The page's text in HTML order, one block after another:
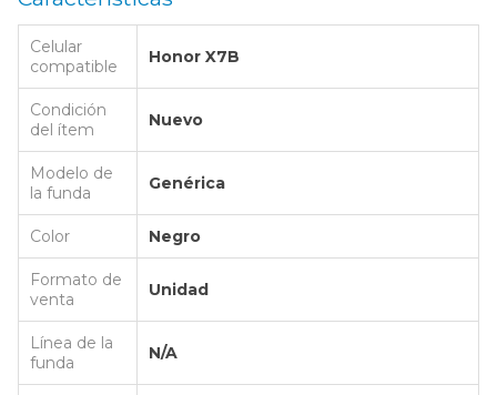
Celular
compatible
Honor X7B
Condición
del ítem
Nuevo
Modelo de
la funda
Genérica
Color Negro
Formato de
venta
Unidad
Línea de la
funda
N/A